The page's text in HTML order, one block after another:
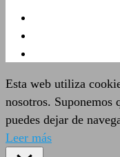
Esta web utiliza
nosotros. Suponemos
puedes dejar de
Leer más